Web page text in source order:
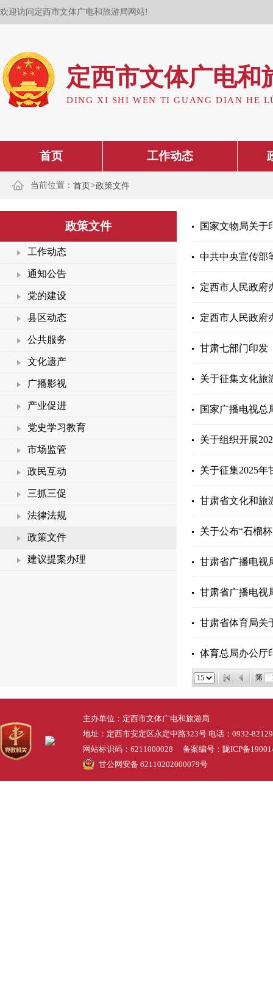
欢迎访问定西市文体广电和旅游局网站!
定西市文体广电和
DING XI SHI WEN TI GUANG DIAN HE
首页 工作动态
当前位置： 首页>政策文件
政策文件
工作动态
通知公告
党的建设
县区动态
公共服务
文化遗产
广播影视
产业促进
党史学习教育
市场监管
政民互动
三抓三促
法律法规
政策文件
建议提案办理
国家文物局关于
中共中央宣传部
定西市人民政府
定西市人民政府
甘肃七部门印发
关于征集文化旅
国家广播电视总
关于组织开展
关于征集2025
甘肃省文化和旅
关于公布“石榴
甘肃省广播电视
甘肃省广播电视
甘肃省体育局关
体育总局办公厅
第
主办单位：定西市文体广电和旅游局
地址：定西市安定区永定中路323号 电话：0932-
网站标识码：6211000028 备案编号： 陇ICP备
甘公网安备 62110202000079号